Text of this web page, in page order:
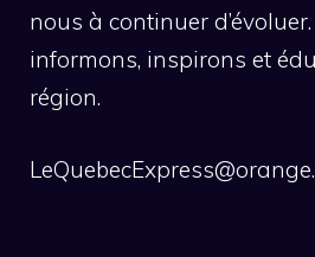
nous à continuer
informons, inspirons et
région.